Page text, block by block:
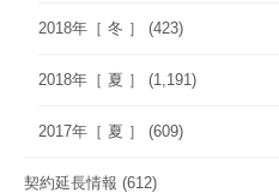
2018年［ 冬 ］ (423)
2018年［ 夏 ］ (1,191)
2017年［ 夏 ］ (609)
契約延長情報 (612)